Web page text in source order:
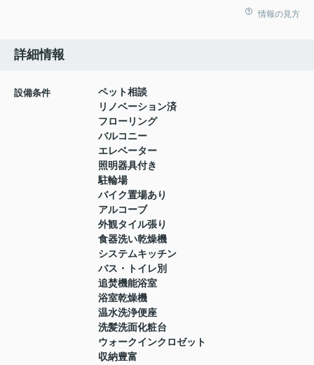
情報の見方
詳細情報
設備条件
ペット相談
リノベーション済
フローリング
バルコニー
エレベーター
照明器具付き
駐輪場
バイク置場あり
アルコーブ
外観タイル張り
食器洗い乾燥機
システムキッチン
バス・トイレ別
追焚機能浴室
浴室乾燥機
温水洗浄便座
洗髪洗面化粧台
ウォークインクロゼット
収納豊富